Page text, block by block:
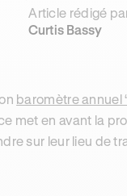
Article rédigé
Curtis Bassy
baromètre annuel
met en avant la
sur leur lieu de